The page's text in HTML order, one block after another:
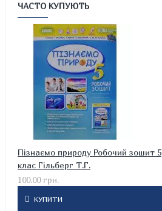
ЧАСТО КУПУЮТЬ
Пізнаємо природу Робочий зошит 5
клас Гільберг Т.Г.
100.00 грн.
КУПИТИ